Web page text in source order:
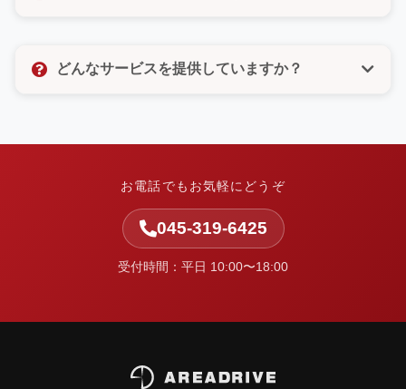
望をしっかりとお聞きし、最適なご提案をさせていた
どんなサービスを提供していますか？
を整理し、実行まで伴走します。
お電話でもお気軽にどうぞ
045-319-6425
受付時間：平日 10:00〜18:00